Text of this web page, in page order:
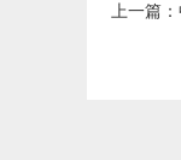
上一篇 ：